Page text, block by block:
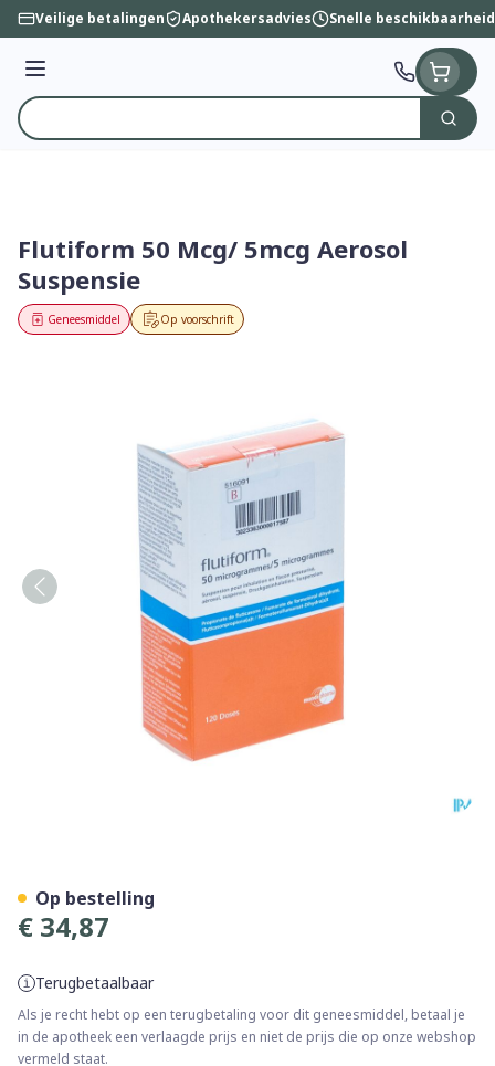
Ga naar de inhoud
Veilige betalingen Apothekersadvies Snelle beschikbaarheid
Menu
Product, merk, categorie...
Zoek
Flutiform 50 Mcg/ 5mcg Aerosol
Suspensie
Op voorschrift
Geneesmiddel
€ 34,87
Terugbetaalbaar
Als je recht hebt op een terugbetaling voor dit geneesmiddel, betaal je
in de apotheek een verlaagde prijs en niet de prijs die op onze webshop
vermeld staat.
Op bestelling